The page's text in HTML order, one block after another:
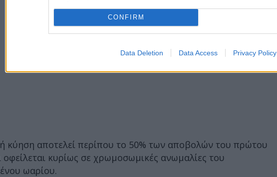
CONFIRM
Data Deletion Data Access Privacy Policy
κύηση αποτελεί περίπου το 50% των αποβολών του πρώτου
οφείλεται κυρίως σε χρωμοσωμικές ανωμαλίες του
ωαρίου.